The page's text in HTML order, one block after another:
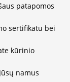
patapomos
sertifikatu bei
kūrinio
namus